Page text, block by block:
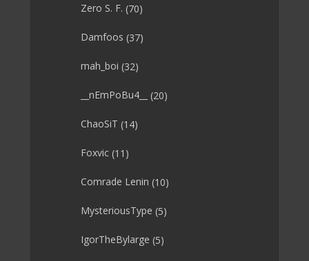
Zero S. F. (70)
Damfoos (37)
mah_boi (32)
__nEmPoBu4__ (20)
ChaoSiT (14)
Foxvic (11)
Comrade Lenin (10)
MysteriousType (5)
IgorTheBylarge (5)